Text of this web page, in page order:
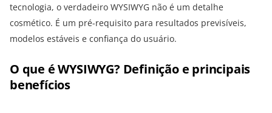
tecnologia, o verdadeiro WYSIWYG não é um detalhe
cosmético. É um pré-requisito para resultados previsíveis,
modelos estáveis e confiança do usuário.
O que é WYSIWYG? Definição e principais
benefícios